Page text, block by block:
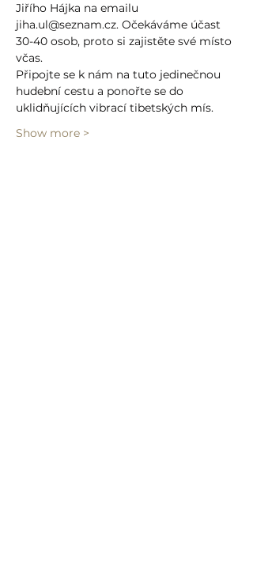
Jiřího Hájka na emailu
jiha.ul@seznam.cz. Očekáváme účast
30-40 osob, proto si zajistěte své místo
včas.
Připojte se k nám na tuto jedinečnou
hudební cestu a ponořte se do
uklidňujících vibrací tibetských mís.
Show more >